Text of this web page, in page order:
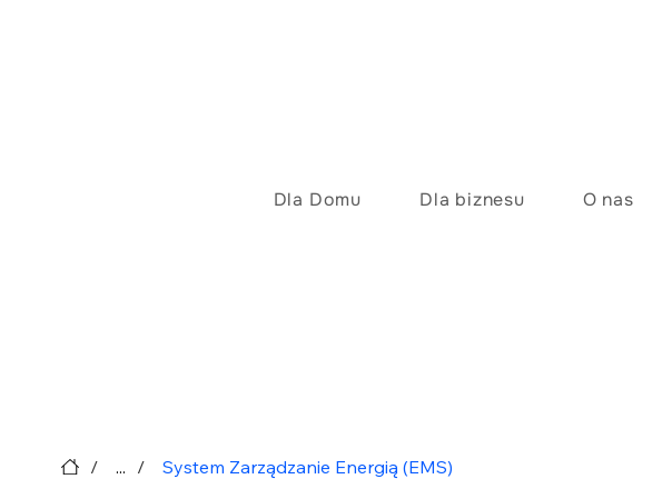
Dla Domu Dla biznesu O nas
/ ... / System Zarządzanie Energią (EMS)